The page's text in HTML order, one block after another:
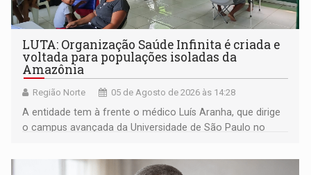
LUTA: Organização Saúde Infinita é criada e
voltada para populações isoladas da
Amazônia
Região Norte 05 de Agosto de 2026 às 14:28
A entidade tem à frente o médico Luís Aranha, que dirige
o campus avançada da Universidade de São Paulo no